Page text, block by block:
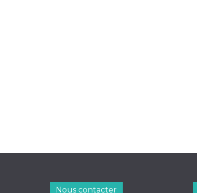
Nous contacter